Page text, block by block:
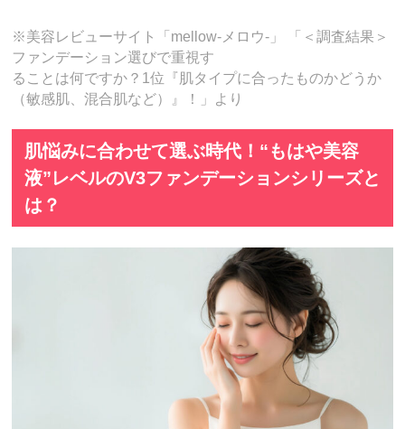
※美容レビューサイト「mellow-メロウ-」 「＜調査結果＞
ファンデーション選びで重視す
ることは何ですか？1位『肌タイプに合ったものかどうか
（敏感肌、混合肌など）』！」より
肌悩みに合わせて選ぶ時代！“もはや美容
液”レベルのV3ファンデーションシリーズと
は？